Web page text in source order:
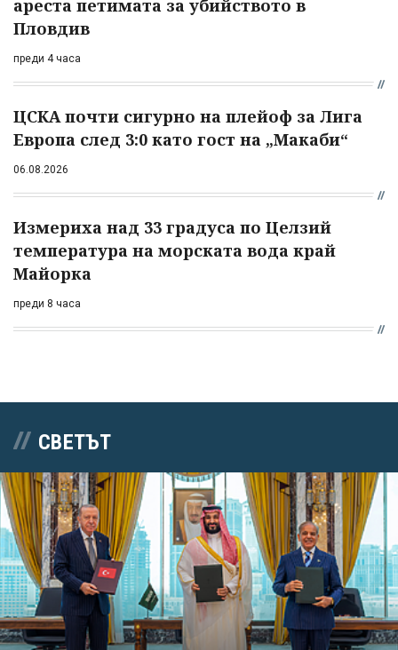
ареста петимата за убийството в
Пловдив
преди 4 часа
ЦСКА почти сигурно на плейоф за Лига
Европа след 3:0 като гост на „Макаби“
06.08.2026
Измериха над 33 градуса по Целзий
температура на морската вода край
Майорка
преди 8 часа
СВЕТЪТ